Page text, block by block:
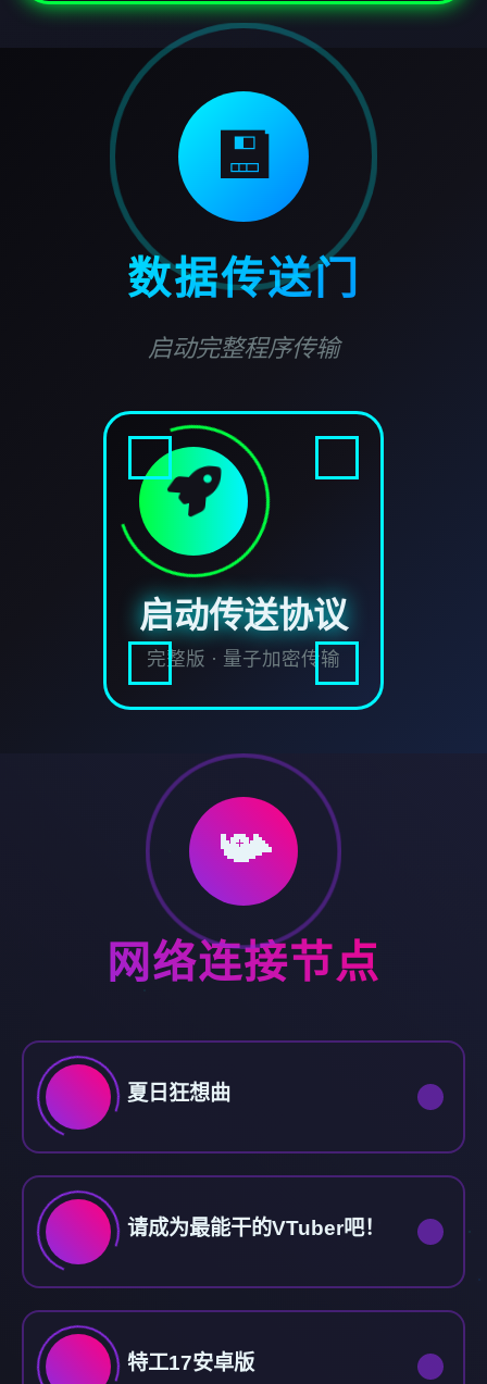
💾
数据传送门
启动完整程序传输
启动传送协议
完整版 · 量子加密传输
📯
网络连接节点
夏日狂想曲
请成为最能干的VTuber吧！
特工17安卓版